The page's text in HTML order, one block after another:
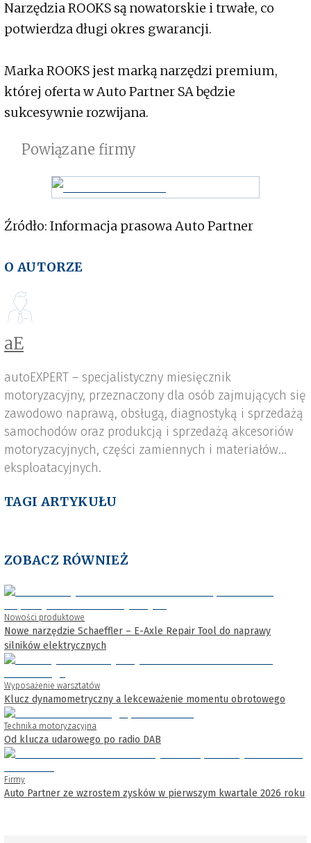
Narzędzia ROOKS są nowatorskie i trwałe, co
potwierdza długi okres gwarancji.
Marka ROOKS jest marką narzędzi premium,
której oferta w Auto Partner SA będzie
sukcesywnie rozwijana.
Powiązane firmy
Źródło: Informacja prasowa Auto Partner
O AUTORZE
aE
autoEXPERT – specjalistyczny miesięcznik
motoryzacyjny, przeznaczony dla osób zajmujących się
zawodowo naprawą, obsługą, diagnostyką i sprzedażą
samochodów oraz produkcją i sprzedażą akcesoriów
motoryzacyjnych, części zamiennych i materiałów
eksploatacyjnych.
TAGI ARTYKUŁU
ZOBACZ RÓWNIEŻ
Nowości produktowe
Nowe narzędzie Schaeffler – E-Axle Repair Tool do naprawy
silników elektrycznych
Wyposażenie warsztatów
Klucz dynamometryczny a lekceważenie momentu obrotowego
Technika motoryzacyjna
Od klucza udarowego po radio DAB
Firmy
Auto Partner ze wzrostem zysków w pierwszym kwartale 2026 roku